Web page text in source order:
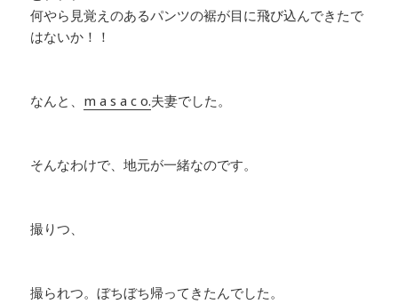
何やら見覚えのあるパンツの裾が目に飛び込んできたで
はないか！！
なんと、 m a s a c o.夫妻でした。
そんなわけで、地元が一緒なのです。
撮りつ、
撮られつ。ぼちぼち帰ってきたんでした。